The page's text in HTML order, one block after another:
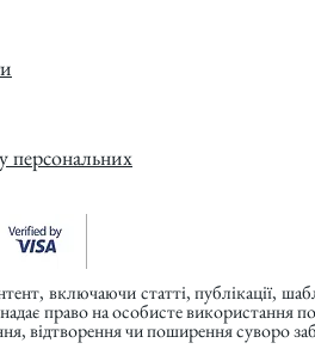
включаючи статті, публікації,
право на особисте використання
відтворення чи поширення суворо